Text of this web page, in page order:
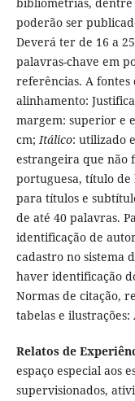
bibliometrias, dentre
poderão ser
Deverá ter de 16 a
palavras-chave em
referências. A
alinhamento:
margem: superior e
cm;Itálico: utilizado
estrangeira que não
portuguesa, título
para títulos e
de até 40 palavras.
identificação de
cadastro no sistema
haver identificação
Normas de citação,
tabelas e ilustrações:
Relatos de
espaço especial aos
supervisionados,